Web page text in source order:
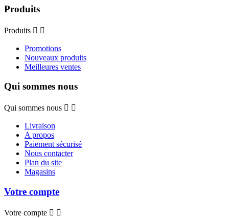
Produits
Produits  
Promotions
Nouveaux produits
Meilleures ventes
Qui sommes nous
Qui sommes nous  
Livraison
A propos
Paiement sécurisé
Nous contacter
Plan du site
Magasins
Votre compte
Votre compte  